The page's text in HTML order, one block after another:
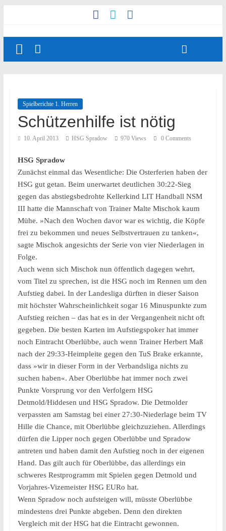
Spielberichte 1. Herren
Schützenhilfe ist nötig
10. April 2013 HSG Spradow 970 Views 0 Comments
HSG Spradow
Zunächst einmal das Wesentliche: Die Osterferien haben der
HSG gut getan. Beim unerwartet deutlichen 30:22-Sieg
gegen das abstiegsbedrohte Kellerkind LIT Handball NSM
III hatte die Mannschaft von Trainer Malte Mischok kaum
Mühe. »Nach den Wochen davor war es wichtig, die Köpfe
frei zu bekommen und neues Selbstvertrauen zu tanken«,
sagte Mischok angesichts der Serie von vier Niederlagen in
Folge.
Auch wenn sich Mischok nun öffentlich dagegen wehrt,
vom Titel zu sprechen, ist die HSG noch im Rennen um den
Aufstieg dabei. In der Landesliga dürften in dieser Saison
mit höchster Wahrscheinlichkeit sogar 16 Minuspunkte zum
Aufstieg reichen – das hat es in der Vergangenheit nicht oft
gegeben. Die besten Karten im Aufstiegspoker hat immer
noch Eintracht Oberlübbe, auch wenn Trainer Herbert Maß
nach der 29:33-Heimpleite gegen den TuS Brake erkannte,
dass »wir in dieser Form in der Verbandsliga nichts zu
suchen haben«. Aber Oberlübbe hat immer noch zwei
Punkte Vorsprung vor den Verfolgern HSG
Detmold/Hiddesen und HSG Spradow. Die Detmolder
verpassten am Samstag bei einer 27:30-Niederlage beim TV
Hille die Chance, mit Oberlübbe gleichzuziehen. Allerdings
dürfen die Lipper noch gegen Oberlübbe und Spradow
antreten und haben damit den Aufstieg noch in der eigenen
Hand. Das gilt auch für Oberlübbe, das allerdings ein
schweres Restprogramm mit Spielen gegen Detmold und
Vorjahres-Vizemeister HSG EURo hat.
Wenn Spradow noch aufsteigen will, müsste Oberlübbe
mindestens drei Punkte abgeben. Denn den direkten
Vergleich mit der HSG hat die Eintracht gewonnen.